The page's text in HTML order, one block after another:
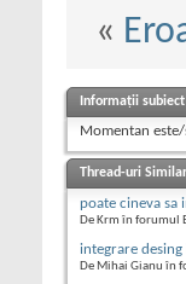
«
Informații subiect
Momentan
Thread-uri
poate cineva sa
De Krm în forumul
integrare
De Mihai Gianu în